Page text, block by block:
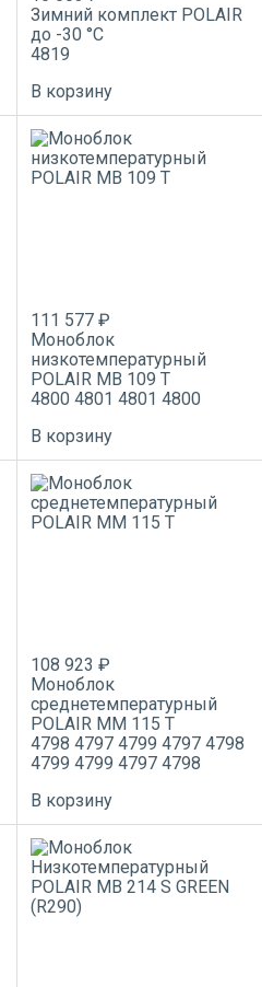
Зимний комплект POLAIR
до -30 °C
4819
В корзину
111 577 ₽
Моноблок
низкотемпературный
POLAIR MВ 109 T
4800 4801 4801 4800
В корзину
108 923 ₽
Моноблок
среднетемпературный
POLAIR MM 115 T
4798 4797 4799 4797 4798
4799 4799 4797 4798
В корзину